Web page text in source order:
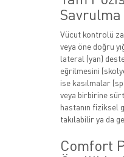
Savrulma
Vücut kontrolü
veya öne doğru
lateral (yan)
eğrilmesini
ise kasılmalar
veya birbirine
hastanın fiziksel
takılabilir ya da
Comfort